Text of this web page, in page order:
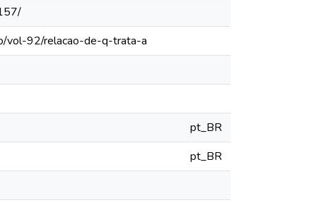
vol-92/relacao-de-q-trata-a
pt_BR
pt_BR